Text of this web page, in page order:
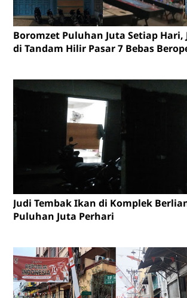
Boromzet Puluhan Juta Setiap Hari,
di Tandam Hilir Pasar 7 Bebas
Judi Tembak Ikan di Komplek
Puluhan Juta Perhari